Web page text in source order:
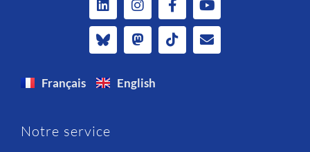
Français English
Notre service